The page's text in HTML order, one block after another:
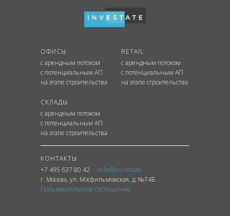
ОФИСЫ
с арендным потоком
с потенциальным АП
на этапе строительства
RETAIL
с арендным потоком
с потенциальным АП
на этапе строительства
СКЛАДЫ
с арендным потоком
с потенциальным АП
на этапе строительства
КОНТАКТЫ
+7 495 637 80 42
hello@inv.estate
г. Москва, ул. Мосфильмовская, д. №74Б
Пользовательское соглашение